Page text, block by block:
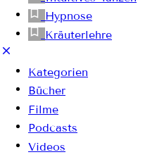
Hypnose
Kräuterlehre
Kategorien
Bücher
Filme
Podcasts
Videos